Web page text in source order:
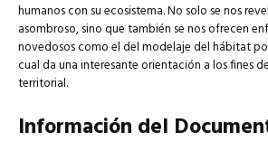
humanos con su ecosistema. No solo se nos
asombroso, sino que también se nos ofrecen
novedosos como el del modelaje del hábitat
cual da una interesante orientación a los fines
territorial.
Información del